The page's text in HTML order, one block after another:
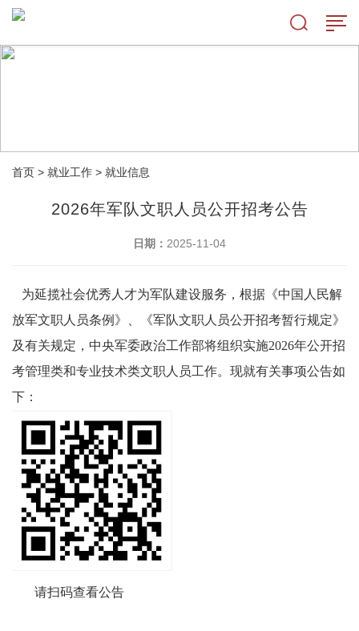
首页 > 就业工作 > 就业信息
2026年军队文职人员公开招考公告
日期： 2025-11-04
为延揽社会优秀人才为军队建设服务，根据《中国人民解
放军文职人员条例》、《军队文职人员公开招考暂行规定》
及有关规定，中央军委政治工作部将组织实施2026年公开招
考管理类和专业技术类文职人员工作。现就有关事项公告如
下：
请扫码查看公告